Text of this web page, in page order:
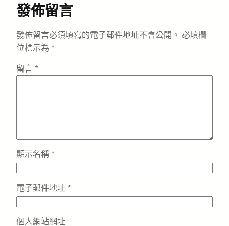
發佈留言
發佈留言必須填寫的電子郵件地址不會公開。 必填欄
位標示為 *
留言 *
顯示名稱 *
電子郵件地址 *
個人網站網址